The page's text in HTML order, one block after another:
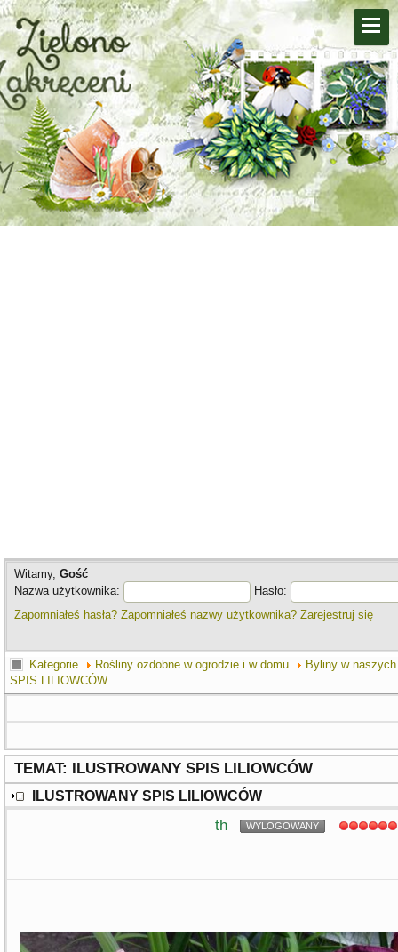
Witamy, Gość
Nazwa użytkownika:
Hasło:
Zapomniałeś hasła? Zapomniałeś nazwy użytkownika? Zarejestruj się
Kategorie Rośliny ozdobne w ogrodzie i w domu
Byliny w
SPIS LILIOWCÓW
TEMAT: ILUSTROWANY SPIS LILIOWCÓW
ILUSTROWANY SPIS LILIOWCÓW
th WYLOGOWANY